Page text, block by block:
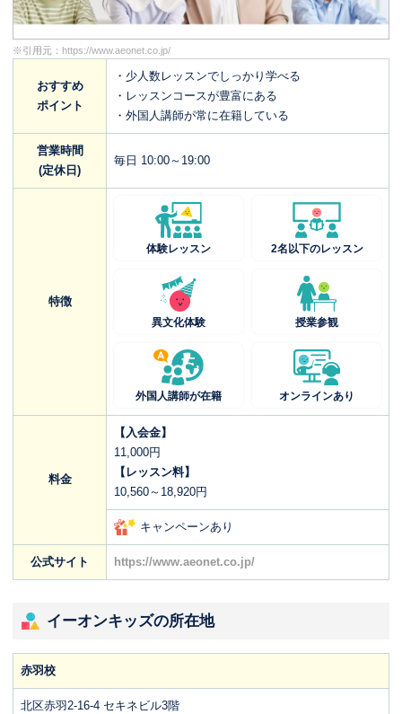
※引用元： https://www.aeonet.co.jp/
おすすめ
ポイント
・少人数レッスンでしっかり学べる
・レッスンコースが豊富にある
・外国人講師が常に在籍している
営業時間
(定休日)
毎日 10:00～19:00
特徴
体験レッスン 2名以下のレッスン
異文化体験 授業参観
外国人講師が在籍 オンラインあり
料金
【入会金】
11,000円
【レッスン料】
10,560～18,920円
キャンペーンあり
公式サイト https://www.aeonet.co.jp/
イーオンキッズの所在地
赤羽校
北区赤羽2-16-4 セキネビル3階